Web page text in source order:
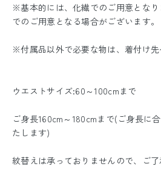
※基本的には、化繊でのご用意とな
でのご用意となる場合がございます。
※付属品以外で必要な物は、着付け先
ウエストサイズ:60～100cmまで
ご身長160cm～180cmまで(ご身長に
たします)
紋替えは承っておりませんので、ご了